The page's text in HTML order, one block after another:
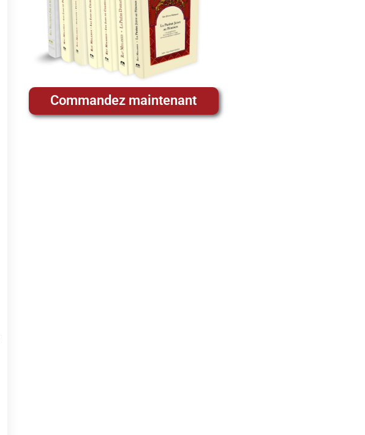
Commandez maintenant